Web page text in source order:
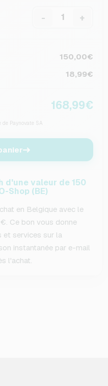
- +
150,00€
18,99€
168,99€
Paynovate SA
d'une valeur de 150
Shop (BE)
en Belgique avec le
Ce bon vous donne
et services sur la
instantanée par e-mail
l'achat.